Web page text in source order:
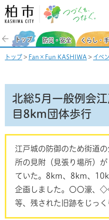
柏市 つづくを、
つなぐ。
トップ 防災・安全 くらし・
トップ > Fan×Fun KASHIWA > イベ
北総5月一般例会
目8km団体歩行
江戸城の防御のため街道
所の見附（見張り場所）
ていた。8km、8km、
企画しました。〇〇濠
等、残された旧跡をじっく